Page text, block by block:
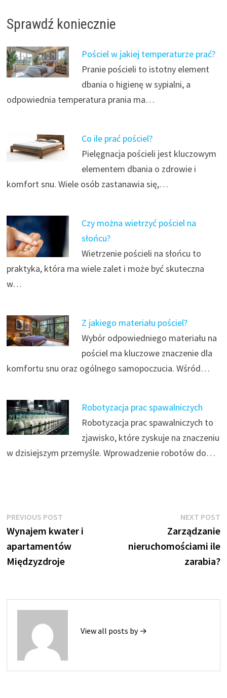
Sprawdź koniecznie
Pościel w jakiej temperaturze prać?
Pranie pościeli to istotny element
dbania o higienę w sypialni, a
odpowiednia temperatura prania ma…
Co ile prać pościel?
Pielęgnacja pościeli jest kluczowym
elementem dbania o zdrowie i
komfort snu. Wiele osób zastanawia się,…
Czy można wietrzyć pościel na
słońcu?
Wietrzenie pościeli na słońcu to
praktyka, która ma wiele zalet i może być skuteczna
w…
Z jakiego materiału pościel?
Wybór odpowiedniego materiału na
pościel ma kluczowe znaczenie dla
komfortu snu oraz ogólnego samopoczucia. Wśród…
Robotyzacja prac spawalniczych
Robotyzacja prac spawalniczych to
zjawisko, które zyskuje na znaczeniu
w dzisiejszym przemyśle. Wprowadzenie robotów do…
Nawigacja
wpisu
PREVIOUS POSTPrevious
post:
Wynajem kwater i
apartamentów
Międzyzdroje
NEXT POST
Zarządzanie
nieruchomościami ile
zarabia?
View all posts by →